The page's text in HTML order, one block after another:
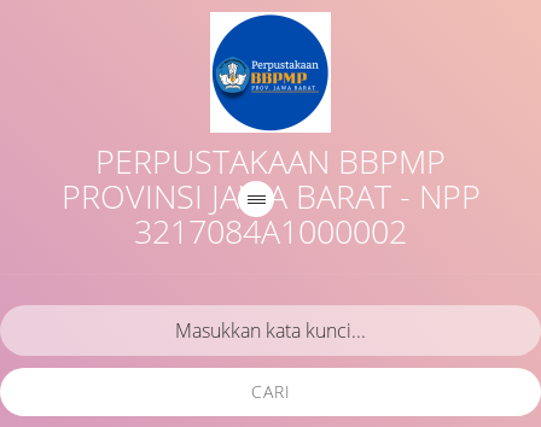
PERPUSTAKAAN BBPMP
PROVINSI JAWA BARAT - NPP
3217084A1000002
CARI